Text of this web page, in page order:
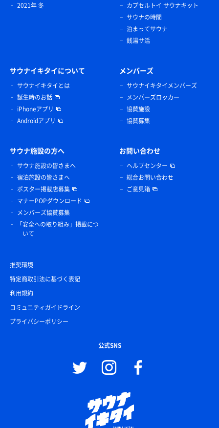
2021年 冬
カプセルトイ サウナキット
サウナの時間
泊まってサウナ
銭湯サ活
サウナイキタイについて
サウナイキタイとは
誕生時のお話
iPhoneアプリ
Androidアプリ
メンバーズ
サウナイキタイメンバーズ
メンバーズロッカー
協賛施設
協賛募集
サウナ施設の方へ
サウナ施設の皆さまへ
宿泊施設の皆さまへ
ポスター掲載店募集
マナーPOPダウンロード
メンバーズ協賛募集
「安全への取り組み」掲載につ
いて
お問い合わせ
ヘルプセンター
総合お問い合わせ
ご意見箱
推奨環境
特定商取引法に基づく表記
利用規約
コミュニティガイドライン
プライバシーポリシー
公式SNS